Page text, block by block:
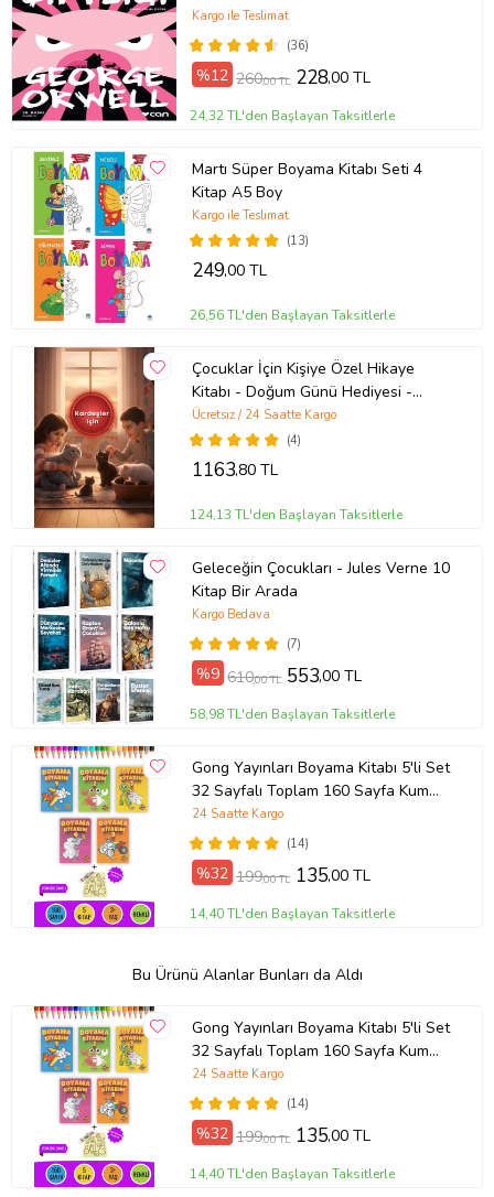
(36)
Kargo ile Teslimat
%12 260,00 TL 228,00 TL
24,32 TL'den Başlayan Taksitlerle
Martı Süper Boyama Kitabı Seti 4
Kitap A5 Boy
(13)
Kargo ile Teslimat
249,00 TL
26,56 TL'den Başlayan Taksitlerle
Çocuklar İçin Kişiye Özel Hikaye
Kitabı - Doğum Günü Hediyesi -
Okuma Hediyesi
(4)
Ücretsiz / 24 Saatte Kargo
1163,80 TL
124,13 TL'den Başlayan Taksitlerle
Geleceğin Çocukları - Jules Verne 10
Kitap Bir Arada
(7)
Kargo Bedava
%9 610,00 TL 553,00 TL
58,98 TL'den Başlayan Taksitlerle
Gong Yayınları Boyama Kitabı 5'li Set
32 Sayfalı Toplam 160 Sayfa Kum
Boyama Hediyeli (Buz-Buz)
(14)
24 Saatte Kargo
%32 199,00 TL 135,00 TL
14,40 TL'den Başlayan Taksitlerle
Bu Ürünü Alanlar Bunları da Aldı
Gong Yayınları Boyama Kitabı 5'li Set
32 Sayfalı Toplam 160 Sayfa Kum
Boyama Hediyeli (Buz-Buz)
(14)
24 Saatte Kargo
%32 199,00 TL 135,00 TL
14,40 TL'den Başlayan Taksitlerle